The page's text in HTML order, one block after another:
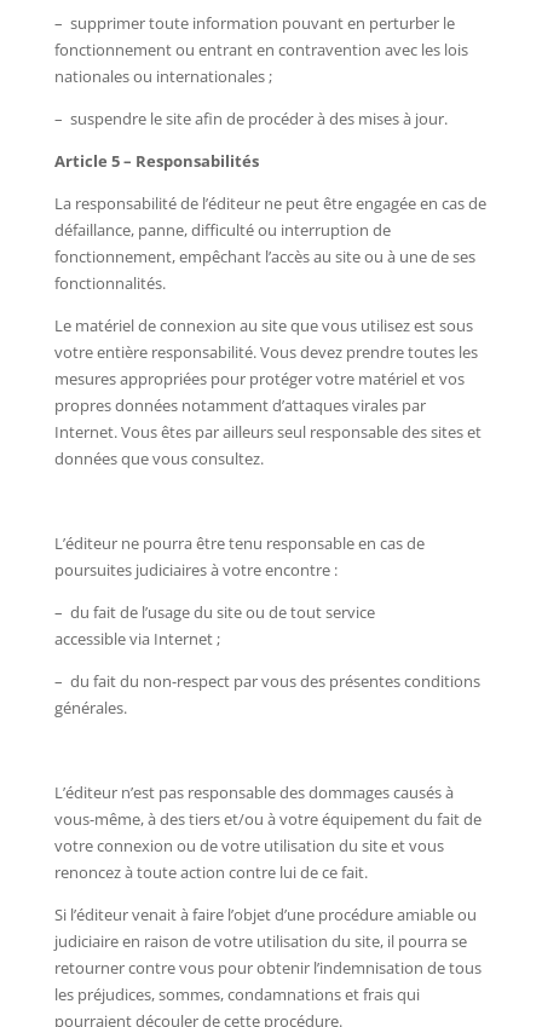
– supprimer toute information pouvant en perturber le
fonctionnement ou entrant en contravention avec les lois
nationales ou internationales ;
– suspendre le site afin de procéder à des mises à jour.
Article 5 – Responsabilités
La responsabilité de l’éditeur ne peut être engagée en cas de
défaillance, panne, difficulté ou interruption de
fonctionnement, empêchant l’accès au site ou à une de ses
fonctionnalités.
Le matériel de connexion au site que vous utilisez est sous
votre entière responsabilité. Vous devez prendre toutes les
mesures appropriées pour protéger votre matériel et vos
propres données notamment d’attaques virales par
Internet. Vous êtes par ailleurs seul responsable des sites et
données que vous consultez.
L’éditeur ne pourra être tenu responsable en cas de
poursuites judiciaires à votre encontre :
– du fait de l’usage du site ou de tout service
accessible via Internet ;
– du fait du non-respect par vous des présentes conditions
générales.
L’éditeur n’est pas responsable des dommages causés à
vous-même, à des tiers et/ou à votre équipement du fait de
votre connexion ou de votre utilisation du site et vous
renoncez à toute action contre lui de ce fait.
Si l’éditeur venait à faire l’objet d’une procédure amiable ou
judiciaire en raison de votre utilisation du site, il pourra se
retourner contre vous pour obtenir l’indemnisation de tous
les préjudices, sommes, condamnations et frais qui
pourraient découler de cette procédure.